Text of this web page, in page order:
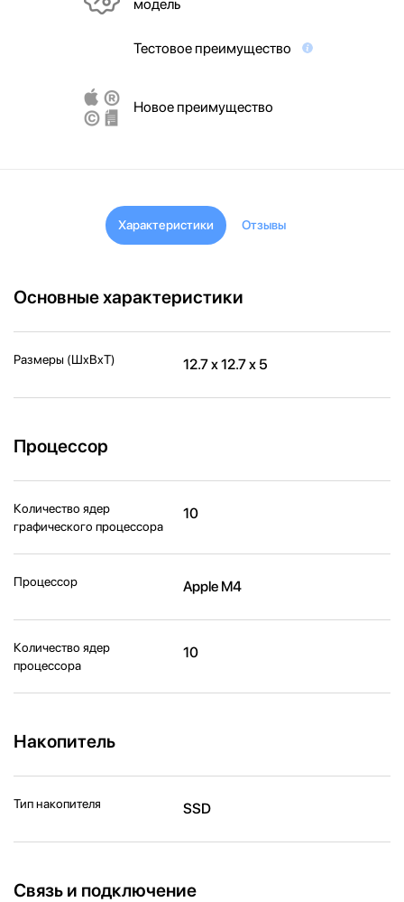
модель
Тестовое преимущество
Новое преимущество
Характеристики Отзывы
Основные характеристики
Размеры (ШxВxТ) 12.7 x 12.7 x 5
Процессор
Количество ядер
графического процессора
10
Процессор Apple M4
Количество ядер
процессора
10
Накопитель
Тип накопителя SSD
Связь и подключение